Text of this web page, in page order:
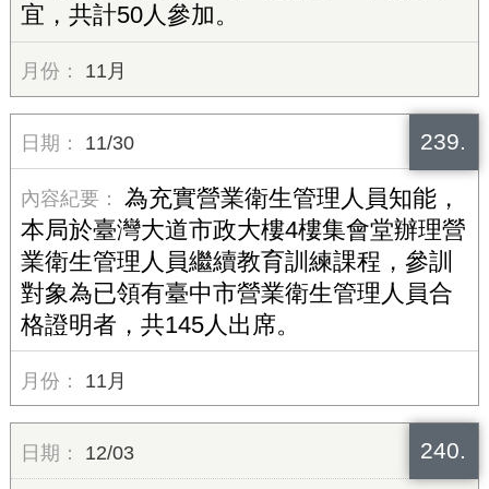
宜，共計50人參加。
11月
239.
11/30
為充實營業衛生管理人員知能，
本局於臺灣大道市政大樓4樓集會堂辦理營
業衛生管理人員繼續教育訓練課程，參訓
對象為已領有臺中市營業衛生管理人員合
格證明者，共145人出席。
11月
240.
12/03